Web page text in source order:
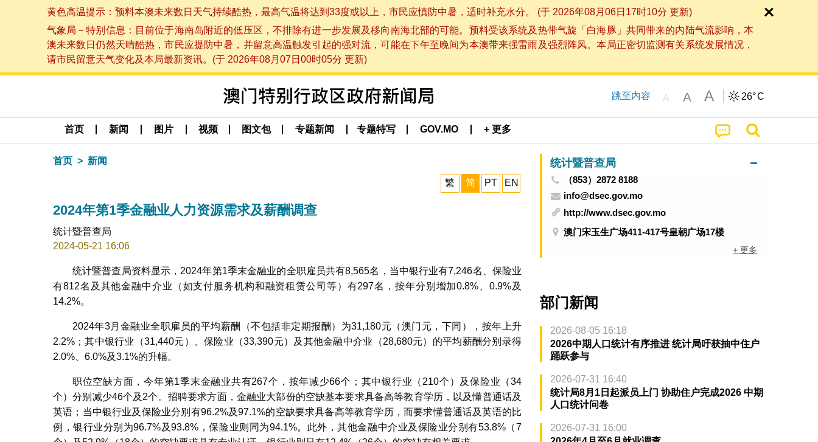
黄色高温提示：预料本澳未来数日天气持续酷热，最高气温将达到33度或以上，市民应慎防中暑，适时补充水分。 (于 2026年08月06日17时10分 更新)
气象局－特别信息：目前位于海南岛附近的低压区，不排除有进一步发展及移向南海北部的可能。预料受该系统及热带气旋「白海豚」共同带来的内陆气流影响，本
澳未来数日仍然天晴酷热，市民应提防中暑，并留意高温触发引起的强对流，可能在下午至晚间为本澳带来强雷雨及强烈阵风。本局正密切监测有关系统发展情况，
请市民留意天气变化及本局最新资讯。(于 2026年08月07日00时05分 更新)
跳至内容 A A A 26°C
首页 新闻 图片 视频 图文包 专题新闻 专题特写 GOV.MO + 更多
首页 新闻
繁 简 PT EN
2024年第1季金融业人力资源需求及薪酬调查
统计暨普查局
2024-05-21 16:06
统计暨普查局资料显示，2024年第1季末金融业的全职雇员共有8,565名，当中银行业有7,246名、保险业
有812名及其他金融中介业（如支付服务机构和融资租赁公司等）有297名，按年分别增加0.8%、0.9%及
14.2%。
2024年3月金融业全职雇员的平均薪酬（不包括非定期报酬）为31,180元（澳门元，下同），按年上升
2.2%；其中银行业（31,440元）、保险业（33,390元）及其他金融中介业（28,680元）的平均薪酬分别录得
2.0%、6.0%及3.1%的升幅。
职位空缺方面，今年第1季末金融业共有267个，按年减少66个；其中银行业（210个）及保险业（34
个）分别减少46个及2个。招聘要求方面，金融业大部份的空缺基本要求具备高等教育学历，以及懂普通话及
英语；当中银行业及保险业分别有96.2%及97.1%的空缺要求具备高等教育学历，而要求懂普通话及英语的比
例，银行业分别为96.7%及93.8%，保险业则同为94.1%。此外，其他金融中介业及保险业分别有53.8%（7
统计暨普查局
（853）2872 8188
info@dsec.gov.mo
http://www.dsec.gov.mo
澳门宋玉生广场411-417号皇朝广场17楼
+ 更多
部门新闻
2026-08-05 16:18
2026中期人口统计有序推进 统计局吁获抽中住户
踊跃参与
2026-07-31 16:40
统计局8月1日起派员上门 协助住户完成2026 中期
人口统计问卷
2026-07-31 16:00